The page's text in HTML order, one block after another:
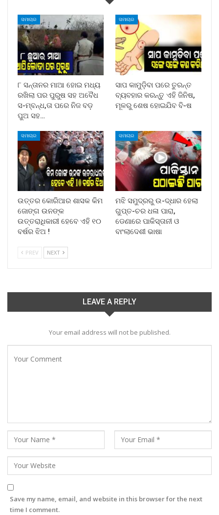
ସମାଚାର
୮ ସନ୍ତାନର ମାଆ ହୋଇ ମଧ୍ୟ
ରଖିଲା ପର ପୁରୁଷ ସହ ଅବୈଧ
ସ-ମ୍ବନ୍ଧ,ତା ପରେ ନିଜ ବଡ଼
ପୁଅ ସହ…
ସମାଚାର
ସାପ କାମୁଡ଼ିବା ପରେ ତୁରନ୍ତ
ବ୍ୟବହାର କରନ୍ତୁ ଏହି ଜିନିଷ,
ମୂଳରୁ ଶେଷ ହୋଇଯିବ ବି-ଷ
ସମାଚାର
ଉତ୍ତର କୋରିଆର ଶାସକ କିମ
ଜୋଙ୍ଗ ଉନଙ୍କ
ଉତ୍ତରାଧିକାରୀ ହେବେ ଏହି ୧୦
ବର୍ଷର ଝିଅ !
ସମାଚାର
ମଝି ସମୁଦ୍ରରୁ ଉ-ଦ୍ଧାର ହେଲା
ଗୁପ୍ତ-ଚର ଧଳା ପାରା,
ଡେଣାରେ ପାକିସ୍ତାନୀ ଓ
ବାଂଲାଦେଶୀ ଭାଷା
PREV NEXT
LEAVE A REPLY
Your email address will not be published.
Save my name, email, and website in this browser for the next
time I comment.